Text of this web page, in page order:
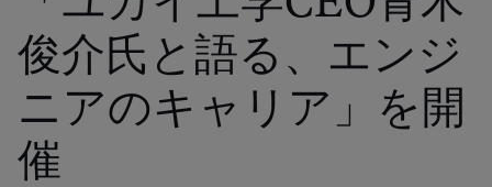
俊介氏と語る、エンジ
ニアのキャリア」を開
催